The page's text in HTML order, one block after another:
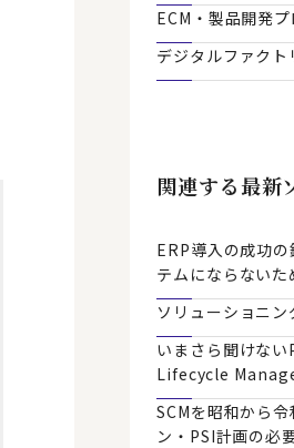
ECM・製品開発
デジタルファク
関連する最新
ERP導入の成功
テムにならないた
ソリューショニン
いまさら聞けな
Lifecycle
SCMを昭和から
ン・PSI計画の必